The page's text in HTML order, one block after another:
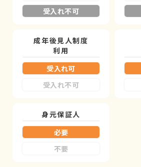
受入れ不可
成年後見人制度
利用
受入れ可
受入れ不可
身元保証人
必要
不要